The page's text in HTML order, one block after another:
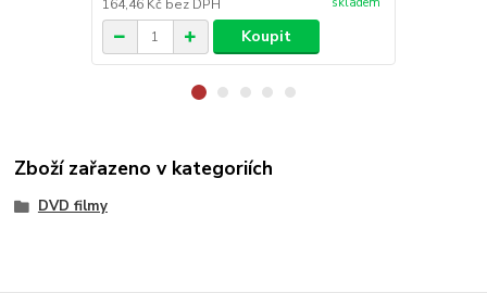
164,46 Kč bez DPH
Koupit
Zboží zařazeno v kategoriích
DVD filmy